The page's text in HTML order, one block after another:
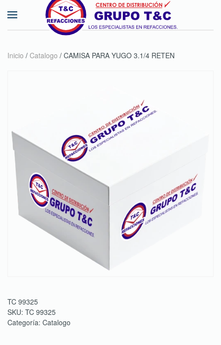
Skip to main content
Inicio / Catalogo / CAMISA PARA YUGO 3.1/4 RETEN
TC 99325
SKU: TC 99325
Categoría: Catalogo